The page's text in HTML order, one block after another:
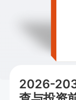
2026-